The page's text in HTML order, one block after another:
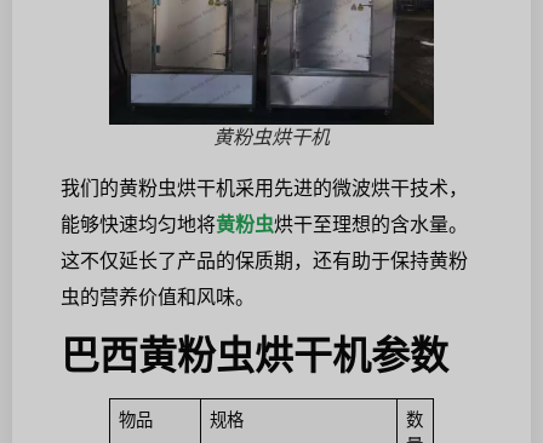
黄粉虫烘干机
我们的黄粉虫烘干机采用先进的微波烘干技术，
能够快速均匀地将黄粉虫烘干至理想的含水量。
这不仅延长了产品的保质期，还有助于保持黄粉
虫的营养价值和风味。
巴西黄粉虫烘干机参数
物品 规格
数